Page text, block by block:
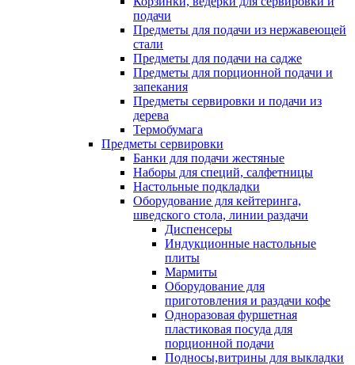
подачи
Предметы для подачи из нержавеющей
стали
Предметы для подачи на садже
Предметы для порционной подачи и
запекания
Предметы сервировки и подачи из
дерева
Термобумага
Предметы сервировки
Банки для подачи жестяные
Наборы для специй, салфетницы
Настольные подкладки
Оборудование для кейтеринга,
шведского стола, линии раздачи
Диспенсеры
Индукционные настольные
плиты
Мармиты
Оборудование для
приготовления и раздачи кофе
Одноразовая фуршетная
пластиковая посуда для
порционной подачи
Подносы,витрины для выкладки